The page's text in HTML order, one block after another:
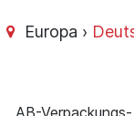
Europa ›
AB-